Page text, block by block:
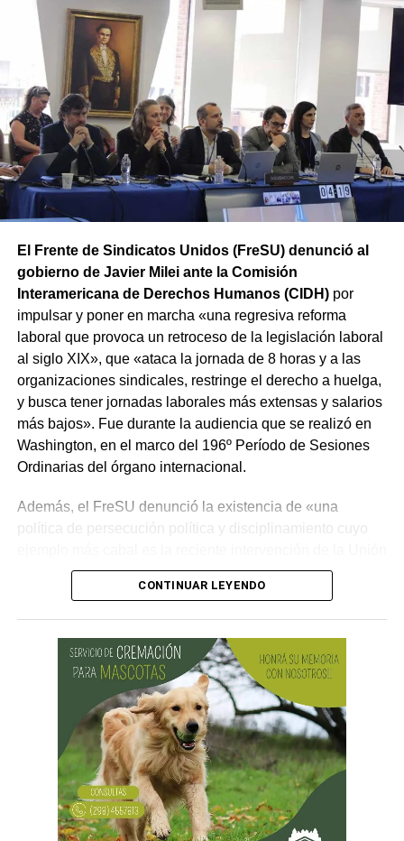
De esta forma, ATE mantiene la movilización prevista
y concentrará a partir de las 12 hs en Av. Rivadavia y
Rodriguez Peña (CABA).Además, las movilizaciones se
replicarán en las principales ciudades de todas las
provincias en el marco de la Jornada Nacional de Lucha
convocada por el sindicato.
El Frente de Sindicatos Unidos (FreSU) denunció al
gobierno de Javier Milei ante la Comisión
Interamericana de Derechos Humanos (CIDH)por
impulsar y poner en marcha «una regresiva reforma
laboral que provoca un retroceso de la legislación laboral
al siglo XIX», que «ataca la jornada de 8 horas y a las
organizaciones sindicales, restringe el derecho a huelga,
y busca tener jornadas laborales más extensas y salarios
más bajos». Fue durante la audiencia que se realizó en
Washington, en el marco del 196º Período de Sesiones
Ordinarias del órgano internacional.
Además, el FreSU denunció la existencia de «una
política de persecución política y disciplinamiento cuyo
Obrera Metalúrgica (UOM) y la persecución mediática,
gremial, jurídica y personal» desplegada por funcionarios
(APLA), Pablo Biró.
«El espíritu de esta reforma es beneficiar sólo a los
empresarios y aumentar sus márgenes de rentabilidad a
partir de una mayor explotación. Jornadas más extensas
y salarios más bajos», dijo el secretario general de ATE,
Rodolfo Aguiar, al iniciar la exposición por parte del
FreSU, que solicitó la audiencia junto con el Centro de
Estudios Legales y Sociales (CELS) y el Sindicato de
Prensa de Buenos Aires (SiPreBA). Participaron también
CONTINUAR LEYENDO